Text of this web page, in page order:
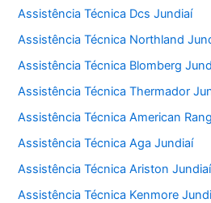
Assistência Técnica Dcs Jundiaí
Assistência Técnica Northland
Assistência Técnica Blomberg
Assistência Técnica Thermador
Assistência Técnica American
Assistência Técnica Aga Jundiaí
Assistência Técnica Ariston Jundiaí
Assistência Técnica Kenmore